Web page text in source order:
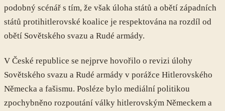
podobný scénář s tím, že však úloha států a obětí západních
států protihitlerovské koalice je respektována na rozdíl od
obětí Sovětského svazu a Rudé armády.
V České republice se nejprve hovořilo o revizi úlohy
Sovětského svazu a Rudé armády v porážce Hitlerovského
Německa a fašismu. Posléze bylo mediální politikou
zpochybněno rozpoutání války hitlerovským Německem a